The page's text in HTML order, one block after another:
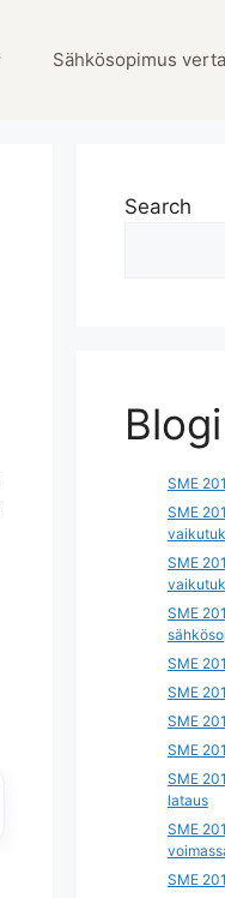
Sähkösopimus
Search
Blogi
SME
SME
SME
SME
SME
SME
SME
SME
SME
lataus
SME
SME